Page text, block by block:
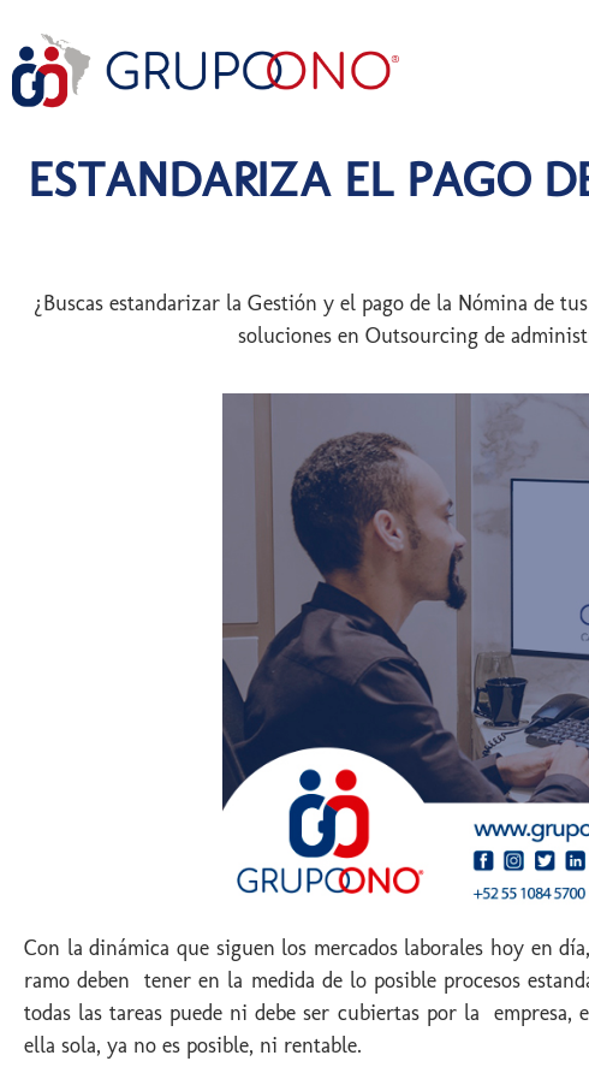
ESTANDARIZA EL PAGO
¿Buscas estandarizar la Gestión y el pago de la Nómina de
soluciones en Outsourcing de
Con la dinámica que siguen los mercados laborales hoy en
ramo deben tener en la medida de lo posible procesos
todas las tareas puede ni debe ser cubiertas por la empresa,
ella sola, ya no es posible, ni rentable.